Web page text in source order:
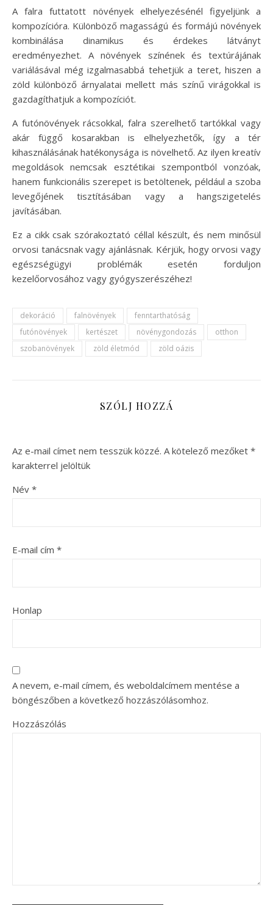
A falra futtatott növények elhelyezésénél figyeljünk a
kompozícióra. Különböző magasságú és formájú növények
kombinálása dinamikus és érdekes látványt
eredményezhet. A növények színének és textúrájának
variálásával még izgalmasabbá tehetjük a teret, hiszen a
zöld különböző árnyalatai mellett más színű virágokkal is
gazdagíthatjuk a kompozíciót.
A futónövények rácsokkal, falra szerelhető tartókkal vagy
akár függő kosarakban is elhelyezhetők, így a tér
kihasználásának hatékonysága is növelhető. Az ilyen kreatív
megoldások nemcsak esztétikai szempontból vonzóak,
hanem funkcionális szerepet is betöltenek, például a szoba
levegőjének tisztításában vagy a hangszigetelés
javításában.
Ez a cikk csak szórakoztató céllal készült, és nem minősül
orvosi tanácsnak vagy ajánlásnak. Kérjük, hogy orvosi vagy
egészségügyi problémák esetén forduljon
kezelőorvosához vagy gyógyszerészéhez!
dekoráció falnövények
fenntarthatóság
futónövények
kertészet növénygondozás
otthon
szobanövények
zöld életmód zöld oázis
SZÓLJ HOZZÁ
Az e-mail címet nem tesszük közzé. A kötelező mezőket *
karakterrel jelöltük
Név *
E-mail cím *
Honlap
A nevem, e-mail címem, és weboldalcímem mentése a
böngészőben a következő hozzászólásomhoz.
Hozzászólás